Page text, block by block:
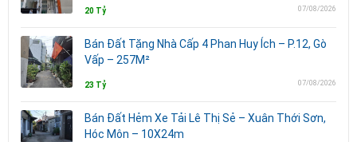
20 Tỷ 07/08/2026
Bán Đất Tặng Nhà Cấp 4 Phan Huy Ích – P.12, Gò
Vấp – 257M²
23 Tỷ 07/08/2026
Bán Đất Hẻm Xe Tải Lê Thị Sẻ – Xuân Thới Sơn,
Hóc Môn – 10X24m